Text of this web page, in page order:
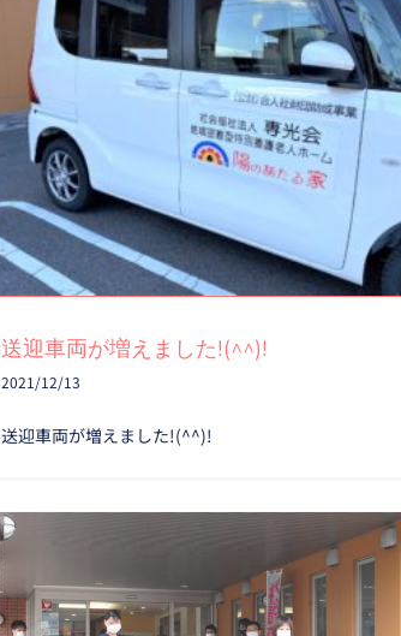
送迎車両が増えました!(^^)!
送迎車両が増えました!(^^)!
2021/12/13
送迎車両が増えました!(^^)!